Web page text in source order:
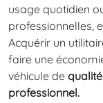
usage quotidien
professionnelles,
Acquérir un
faire une
véhicule de
professionnel.